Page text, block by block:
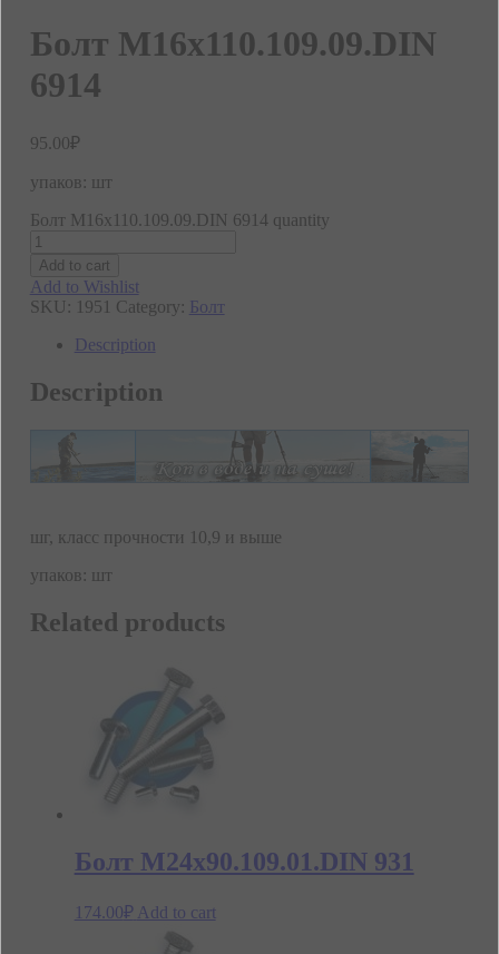
Болт М16х110.109.09.DIN
6914
95.00₽
упаков: шт
Болт М16х110.109.09.DIN 6914 quantity
Add to cart
Add to Wishlist
SKU: 1951 Category: Болт
Description
Description
шг, класс прочности 10,9 и выше
упаков: шт
Related products
Болт М24х90.109.01.DIN 931
174.00₽ Add to cart